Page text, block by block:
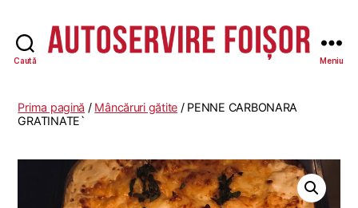
Caută Meniu
Prima pagină / Mâncăruri gătite / PENNE CARBONARA
GRATINATE`